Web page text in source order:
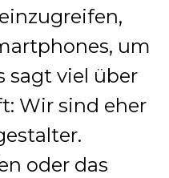
um
sagt viel über
Wir sind eher
oder das